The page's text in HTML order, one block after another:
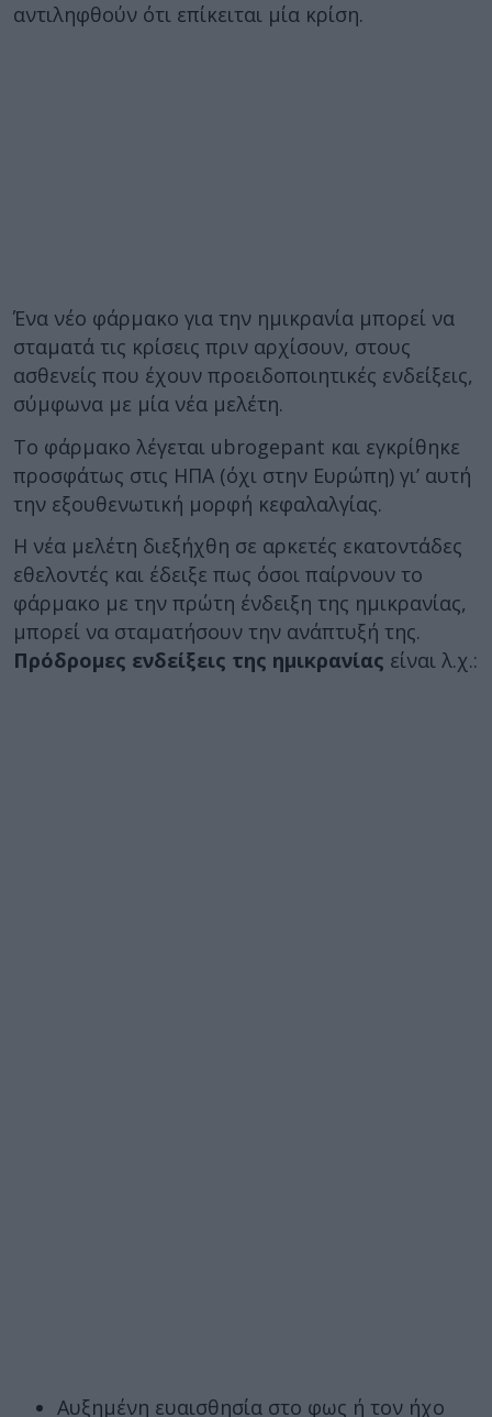
αντιληφθούν ότι επίκειται μία κρίση.
Ένα νέο φάρμακο για την ημικρανία μπορεί να
σταματά τις κρίσεις πριν αρχίσουν, στους
ασθενείς που έχουν προειδοποιητικές ενδείξεις,
σύμφωνα με μία νέα μελέτη.
Το φάρμακο λέγεται ubrogepant και εγκρίθηκε
προσφάτως στις ΗΠΑ (όχι στην Ευρώπη) γι’ αυτή
την εξουθενωτική μορφή κεφαλαλγίας.
Η νέα μελέτη διεξήχθη σε αρκετές εκατοντάδες
εθελοντές και έδειξε πως όσοι παίρνουν το
φάρμακο με την πρώτη ένδειξη της ημικρανίας,
μπορεί να σταματήσουν την ανάπτυξή της.
Πρόδρομες ενδείξεις της ημικρανίας είναι λ.χ.:
Αυξημένη ευαισθησία στο φως ή τον ήχο